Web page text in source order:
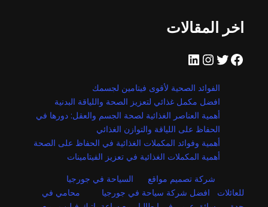
اخر المقالات
فيسبوك تويتر إنستجرام لينكد إن
الفوائد الصحية لأقوى فيتامين لجسمك
افضل مكمل غذائي لتعزيز الصحة واللياقة البدنية
أهمية العناصر الغذائية لصحة الجسم والعقل: دورها في
الحفاظ على اللياقة والتوازن الغذائي
أهمية وفوائد المكملات الغذائية في الحفاظ على الصحة
أهمية المكملات الغذائية في تعزيز الفيتامينات
شركة تصميم مواقع
السياحة في جورجيا
للعائلات
افضل شركة سياحة في جورجيا
محامي في